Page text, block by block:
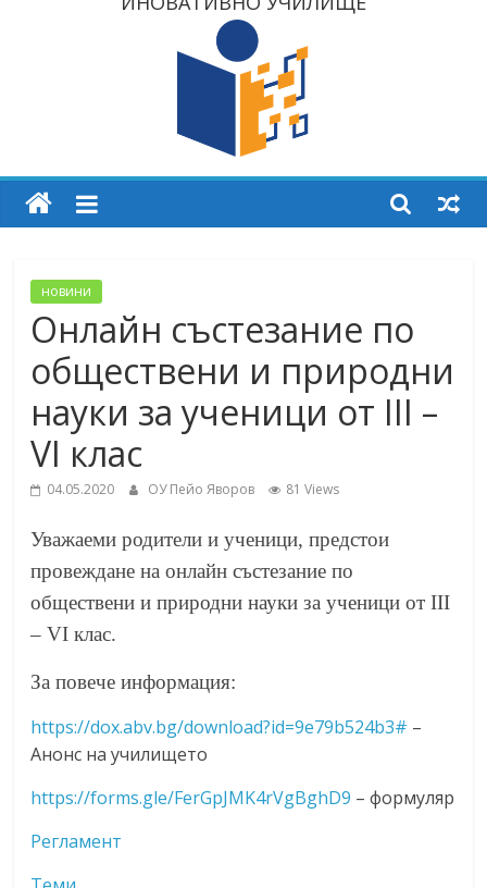
новини
Онлайн състезаниe по
обществени и природни
науки за ученици от III –
VI клас
04.05.2020 ОУ Пейо Яворов 81 Views
Уважаеми родители и ученици,предстои
провеждане на онлайн състезаниe по
обществени и природни науки за ученици от III
– VI клас.
За повече информация:
https://dox.abv.bg/download?id=9e79b524b3# –
Анонс на училището
https://forms.gle/FerGpJMK4rVgBghD9 – формуляр
Регламент